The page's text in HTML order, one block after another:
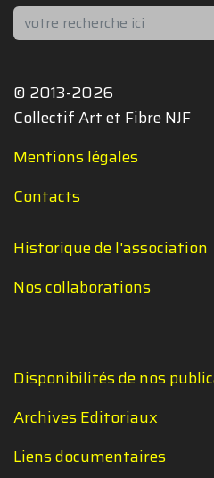
Rechercher
© 2013-2026
Collectif Art et Fibre NJF
Mentions légales
Contacts
Historique de l'association
Nos collaborations
Disponibilités de nos
Archives Editoriaux
Liens documentaires